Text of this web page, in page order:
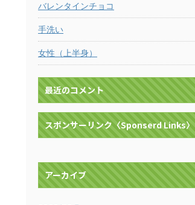
バレンタインチョコ
手洗い
女性（上半身）
最近のコメント
スポンサーリンク〈Sponserd Links〉
アーカイブ